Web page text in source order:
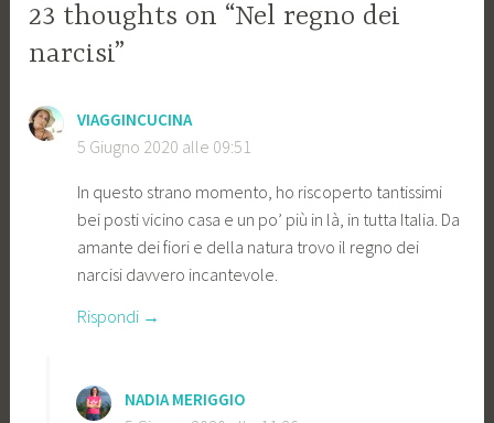
23 thoughts on “Nel regno dei
narcisi”
VIAGGINCUCINA
5 Giugno 2020 alle 09:51
In questo strano momento, ho riscoperto tantissimi
bei posti vicino casa e un po’ più in là, in tutta Italia. Da
amante dei fiori e della natura trovo il regno dei
narcisi davvero incantevole.
Rispondi
NADIA MERIGGIO